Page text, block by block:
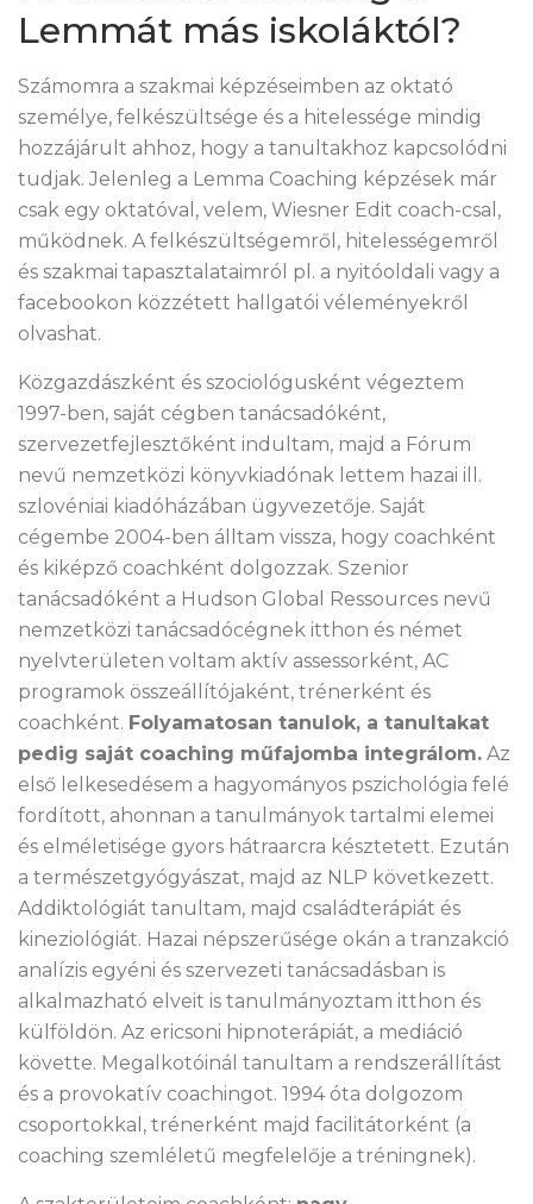
Lemmát más iskoláktól?
Számomra a szakmai képzéseimben az oktató
személye, felkészültsége és a hitelessége mindig
hozzájárult ahhoz, hogy a tanultakhoz kapcsolódni
tudjak. Jelenleg a Lemma Coaching képzések már
csak egy oktatóval, velem, Wiesner Edit coach-csal,
működnek. A felkészültségemről, hitelességemről
és szakmai tapasztalataimról pl. a nyitóoldali vagy a
facebookon közzétett hallgatói véleményekről
olvashat.
Közgazdászként és szociológusként végeztem
1997-ben, saját cégben tanácsadóként,
szervezetfejlesztőként indultam, majd a Fórum
nevű nemzetközi könyvkiadónak lettem hazai ill.
szlovéniai kiadóházában ügyvezetője. Saját
cégembe 2004-ben álltam vissza, hogy coachként
és kiképző coachként dolgozzak. Szenior
tanácsadóként a Hudson Global Ressources nevű
nemzetközi tanácsadócégnek itthon és német
nyelvterületen voltam aktív assessorként, AC
programok összeállítójaként, trénerként és
coachként. Folyamatosan tanulok, a tanultakat
pedig saját coaching műfajomba integrálom. Az
első lelkesedésem a hagyományos pszichológia felé
fordított, ahonnan a tanulmányok tartalmi elemei
és elméletisége gyors hátraarcra késztetett. Ezután
a természetgyógyászat, majd az NLP következett.
Addiktológiát tanultam, majd családterápiát és
kineziológiát. Hazai népszerűsége okán a tranzakció
analízis egyéni és szervezeti tanácsadásban is
alkalmazható elveit is tanulmányoztam itthon és
külföldön. Az ericsoni hipnoterápiát, a mediáció
követte. Megalkotóinál tanultam a rendszerállítást
és a provokatív coachingot. 1994 óta dolgozom
csoportokkal, trénerként majd facilitátorként (a
coaching szemléletű megfelelője a tréningnek).